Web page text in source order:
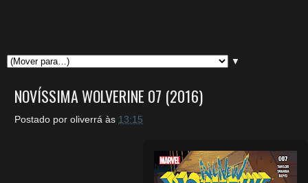
▼
NOVÍSSIMA WOLVERINE 07 (2016)
Postado por oliverrá às 13:15